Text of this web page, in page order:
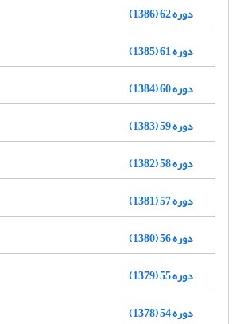
دوره 62 (1386)
دوره 61 (1385)
دوره 60 (1384)
دوره 59 (1383)
دوره 58 (1382)
دوره 57 (1381)
دوره 56 (1380)
دوره 55 (1379)
دوره 54 (1378)